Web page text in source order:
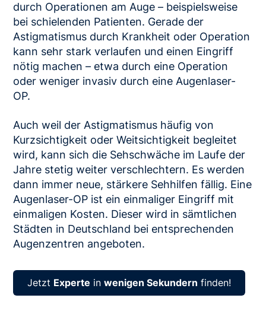
durch Operationen am Auge – beispielsweise
bei schielenden Patienten. Gerade der
Astigmatismus durch Krankheit oder Operation
kann sehr stark verlaufen und einen Eingriff
nötig machen – etwa durch eine Operation
oder weniger invasiv durch eine Augenlaser-
OP.
Auch weil der Astigmatismus häufig von
Kurzsichtigkeit oder Weitsichtigkeit begleitet
wird, kann sich die Sehschwäche im Laufe der
Jahre stetig weiter verschlechtern. Es werden
dann immer neue, stärkere Sehhilfen fällig. Eine
Augenlaser-OP ist ein einmaliger Eingriff mit
einmaligen Kosten. Dieser wird in sämtlichen
Städten in Deutschland bei entsprechenden
Augenzentren angeboten.
Jetzt Experte inwenigen Sekundern finden!